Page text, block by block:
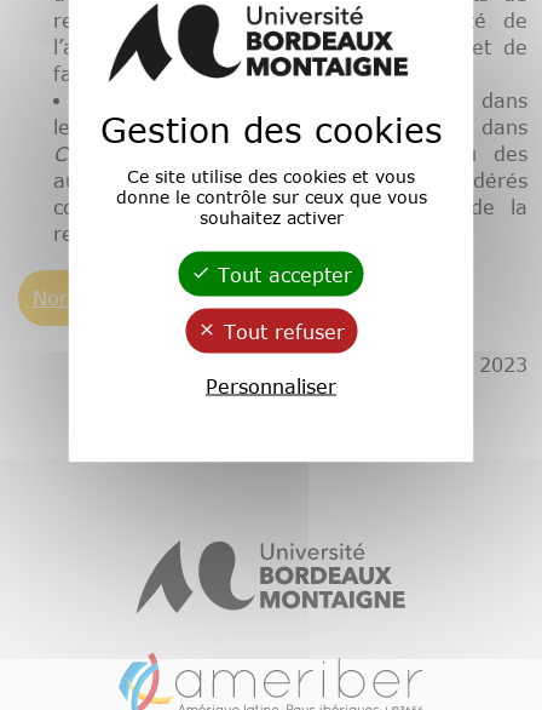
reproduction. Il est de la responsabilité de
l’auteur de l’article de vérifier ce point et de
faire les démarches qui s’imposent.
Les jugements et convictions exprimés dans
les articles et les comptes-rendus publiés dans
Conceφtos
sont ceux de l’auteur.e (ou des
auteur.e.s) et ne sauraient être considérés
comme ceux du comité de rédaction de la
revue.
Normes de publication : APA
Publié le 20 juillet 2023
Gestion des cookies
Ce site utilise des cookies et vous
donne le contrôle sur ceux que vous
souhaitez activer
Tout accepter
Tout refuser
Personnaliser